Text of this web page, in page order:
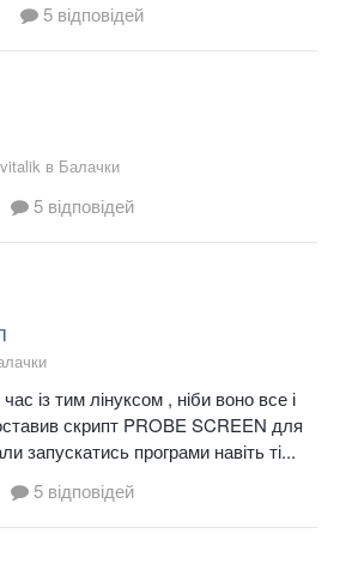
5 відповідей
в Балачки
5 відповідей
із тим лінуксом , ніби воно все і
скрипт PROBE SCREEN для
запускатись програми навіть ті...
5 відповідей